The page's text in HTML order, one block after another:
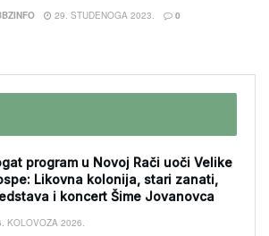
29. STUDENOGA 2023. 0
program u Novoj Rači uoči Velike
Likovna kolonija, stari zanati,
i koncert Šime Jovanovca
KOLOVOZA 2026.